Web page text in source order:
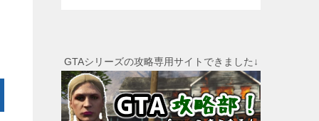
GTAシリーズの攻略専用サイトできました↓